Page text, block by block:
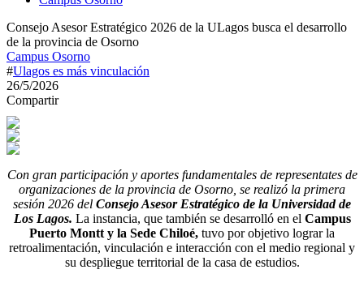
Consejo Asesor Estratégico 2026 de la ULagos busca el desarrollo
de la provincia de Osorno
Campus Osorno
#Ulagos es más vinculación
26/5/2026
Compartir
Con gran participación y aportes fundamentales de representates de
organizaciones de la provincia de Osorno, se realizó la primera
sesión 2026 del Consejo Asesor Estratégico de la Universidad de
Los Lagos. La instancia, que también se desarrolló en el Campus
Puerto Montt y la Sede Chiloé, tuvo por objetivo lograr la
retroalimentación, vinculación e interacción con el medio regional y
su despliegue territorial de la casa de estudios.